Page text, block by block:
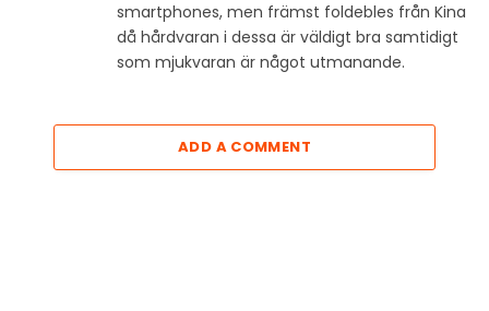
smartphones, men främst foldebles från Kina
då hårdvaran i dessa är väldigt bra samtidigt
som mjukvaran är något utmanande.
ADD A COMMENT